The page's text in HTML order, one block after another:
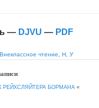
— DJVU — PDF
Внеклассное чтение Н У
РЕЙХСЛЯЙТЕРА БОРМАНА «